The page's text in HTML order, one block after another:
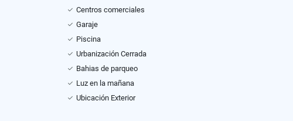
Centros comerciales
Garaje
Piscina
Urbanización Cerrada
Bahias de parqueo
Luz en la mañana
Ubicación Exterior